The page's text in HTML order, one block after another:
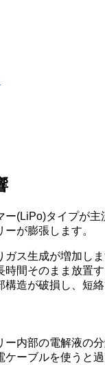
(LiPo)タイプが
が膨張します。
ス生成が増加し
間そのまま放置
造が破損し、短
内部の電解液の
ーブルを使うと